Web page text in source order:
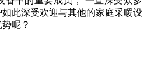
此深受欢迎与其他的家庭采暖设
呢？